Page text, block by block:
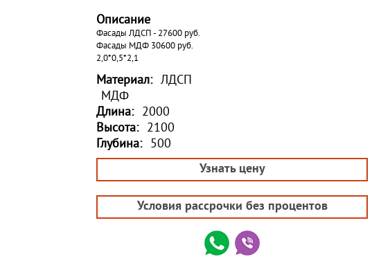
Описание
Фасады ЛДСП - 27600 руб.
Фасады МДФ 30600 руб.
2,0*0,5*2,1
Материал: ЛДСП
МДФ
Длина: 2000
Высота: 2100
Глубина: 500
Узнать цену
Условия рассрочки без процентов